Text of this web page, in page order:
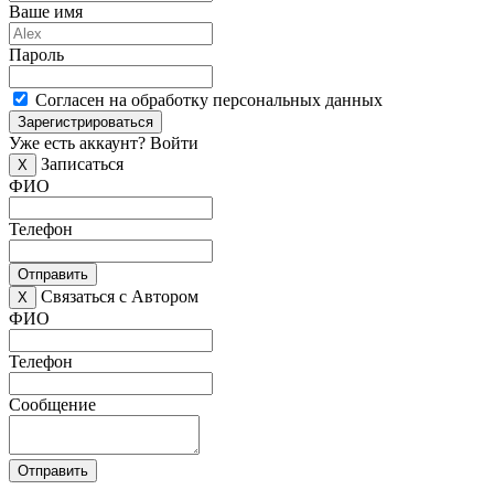
Ваше имя
Пароль
Согласен на обработку персональных данных
Зарегистрироваться
Уже есть аккаунт? Войти
X
Записаться
ФИО
Телефон
Отправить
X
Связаться с Автором
ФИО
Телефон
Сообщение
Отправить